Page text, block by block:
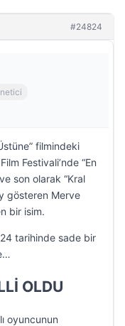
#24824
filmindeki
Festivali’nde “En
son olarak “Kral
gösteren Merve
bir isim.
tarihinde sade bir
OLDU
oyuncunun